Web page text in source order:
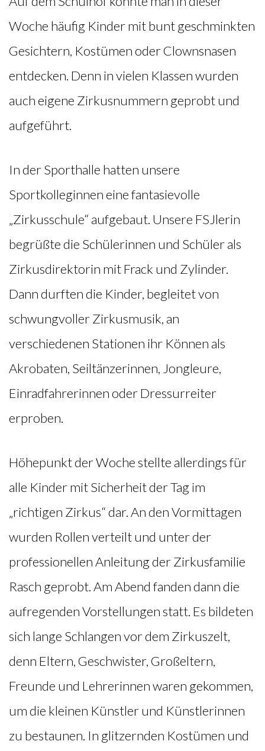
Woche häufig Kinder mit bunt geschminkten
Gesichtern, Kostümen oder Clownsnasen
entdecken. Denn in vielen Klassen wurden
auch eigene Zirkusnummern geprobt und
aufgeführt.
In der Sporthalle hatten unsere
Sportkolleginnen eine fantasievolle
„Zirkusschule“ aufgebaut. Unsere FSJlerin
begrüßte die Schülerinnen und Schüler als
Zirkusdirektorin mit Frack und Zylinder.
Dann durften die Kinder, begleitet von
schwungvoller Zirkusmusik, an
verschiedenen Stationen ihr Können als
Akrobaten, Seiltänzerinnen, Jongleure,
Einradfahrerinnen oder Dressurreiter
erproben.
Höhepunkt der Woche stellte allerdings für
alle Kinder mit Sicherheit der Tag im
„richtigen Zirkus“ dar. An den Vormittagen
wurden Rollen verteilt und unter der
professionellen Anleitung der Zirkusfamilie
Rasch geprobt. Am Abend fanden dann die
aufregenden Vorstellungen statt. Es bildeten
sich lange Schlangen vor dem Zirkuszelt,
denn Eltern, Geschwister, Großeltern,
Freunde und Lehrerinnen waren gekommen,
um die kleinen Künstler und Künstlerinnen
zu bestaunen. In glitzernden Kostümen und